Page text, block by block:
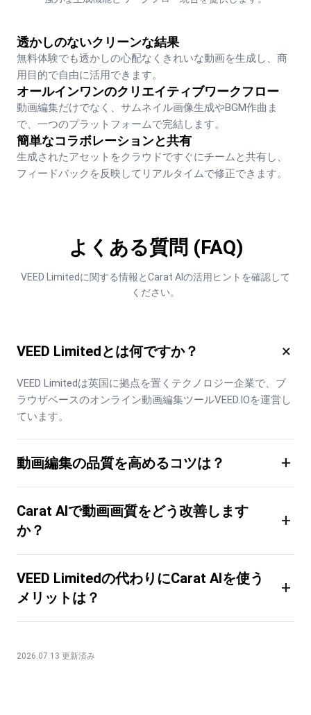
透かしのないクリーンな結果
無料体験でも透かしの心配なくきれいな動画を生成し、商
用目的で自由に活用できます。
オールインワンのクリエイティブワークフロー
動画編集だけでなく、サムネイル画像生成やBGM作曲ま
で、一つのプラットフォームで完結します。
簡単なコラボレーションと共有
生成されたアセットをクラウドですぐにチームと共有し、
フィードバックを反映してリアルタイムで修正できます。
よくある質問 (FAQ)
VEED Limitedに関する情報とCarat AIの活用ヒントを確認して
ください。
VEED Limitedとは何ですか？ ×
VEED Limitedは英国に拠点を置くテクノロジー企業で、ブ
ラウザベースのオンライン動画編集ツールVEED.IOを運営し
ています。
動画編集の品質を高めるコツは？ +
Carat AIで動画画質をどう改善します
か？
+
VEED Limitedの代わりにCarat AIを使う
メリットは？
+
2026.07.13 更新済み